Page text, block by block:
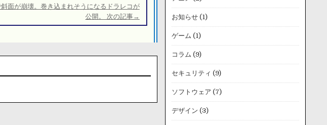
面が崩壊。巻き込まれそうになるドラレコが
公開。 次の記事→
お知らせ(1)
ゲーム (1)
コラム (9)
セキュリティ (9)
ソフトウェア (7)
デザイン (3)